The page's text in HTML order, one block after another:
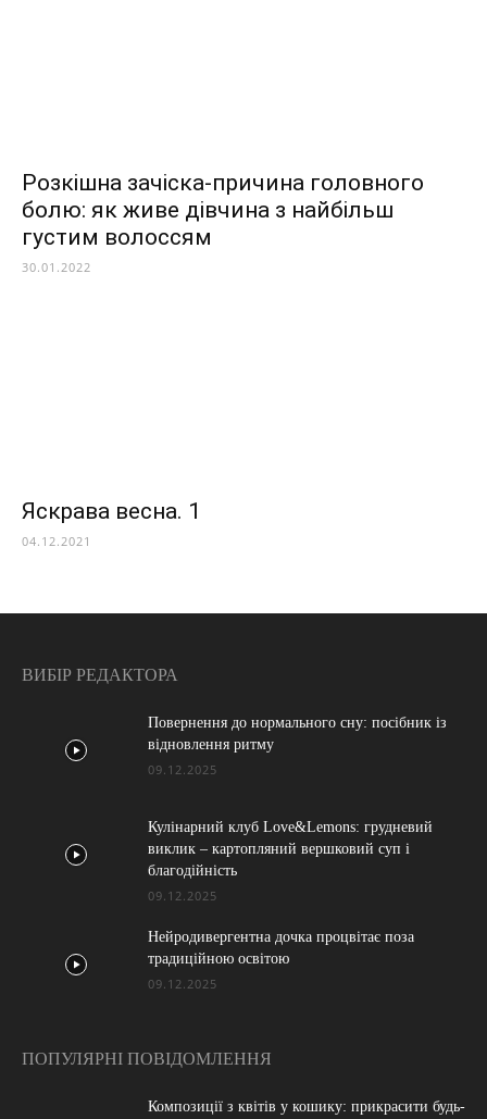
Розкішна зачіска-причина головного
болю: як живе дівчина з найбільш
густим волоссям
30.01.2022
Яскрава весна. 1
04.12.2021
ВИБІР РЕДАКТОРА
Повернення до нормального сну: посібник із
відновлення ритму
09.12.2025
Кулінарний клуб Love&Lemons: грудневий
виклик – картопляний вершковий суп і
благодійність
09.12.2025
Нейродивергентна дочка процвітає поза
традиційною освітою
09.12.2025
ПОПУЛЯРНІ ПОВІДОМЛЕННЯ
Композиції з квітів у кошику: прикрасити будь-